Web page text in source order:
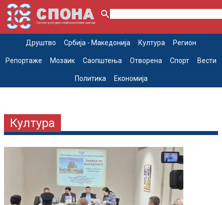
Друштво Србија - Македонија Култура Регион
Репортаже Мозаик Саопштења Отворена Спорт Вести
Политика Економија
Култура